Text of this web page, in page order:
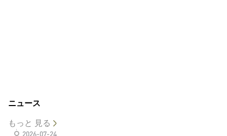
ニュース
もっと 見る
2026-07-24